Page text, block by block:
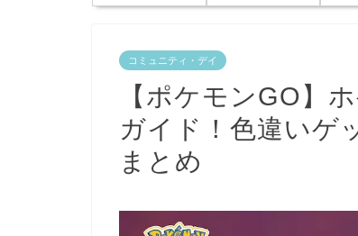
コミュニティ・デイ
【ポケモンGO】
ガイド！色違いゲ
まとめ